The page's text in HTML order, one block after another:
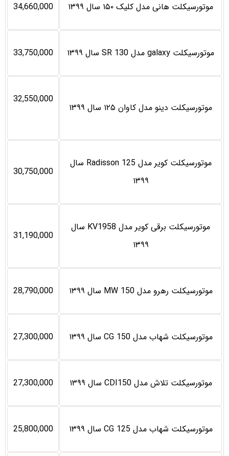
موتورسیکلت هانی مدل کلیک ۱۵۰ سال ۱۳۹۹ 34,660,000
موتورسیکلت galaxy مدل SR 130 سال ۱۳۹۹ 33,750,000
موتورسیکلت دینو مدل کاوان ۱۲۵ سال ۱۳۹۹
32,550,000
موتورسیکلت کویر مدل Radisson 125 سال
۱۳۹۹
30,750,000
موتورسیکلت برقی کویر مدل KV1958 سال
۱۳۹۹
31,190,000
موتورسیکلت رهرو مدل MW 150 سال ۱۳۹۹ 28,790,000
موتورسیکلت شهاب مدل CG 150 سال ۱۳۹۹ 27,300,000
موتورسیکلت تلاش مدل CDI150 سال ۱۳۹۹ 27,300,000
موتورسیکلت شهاب مدل CG 125 سال ۱۳۹۹ 25,800,000